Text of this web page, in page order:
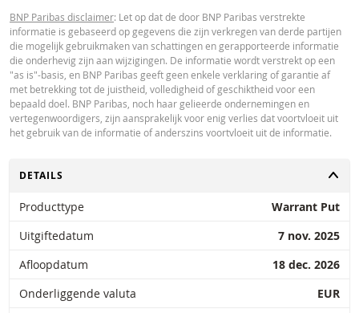
BNP Paribas disclaimer: Let op dat de door BNP Paribas verstrekte
informatie is gebaseerd op gegevens die zijn verkregen van derde partijen
die mogelijk gebruikmaken van schattingen en gerapporteerde informatie
die onderhevig zijn aan wijzigingen. De informatie wordt verstrekt op een
"as is"-basis, en BNP Paribas geeft geen enkele verklaring of garantie af
met betrekking tot de juistheid, volledigheid of geschiktheid voor een
bepaald doel. BNP Paribas, noch haar gelieerde ondernemingen en
vertegenwoordigers, zijn aansprakelijk voor enig verlies dat voortvloeit uit
het gebruik van de informatie of anderszins voortvloeit uit de informatie.
TOGGLE
DETAILS
Producttype
Warrant Put
Uitgiftedatum
7 nov. 2025
Afloopdatum
18 dec. 2026
Onderliggende valuta
EUR